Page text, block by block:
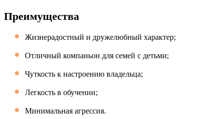
Преимущества
Жизнерадостный и дружелюбный характер;
Отличный компаньон для семей с детьми;
Чуткость к настроению владельца;
Легкость в обучении;
Минимальная агрессия.